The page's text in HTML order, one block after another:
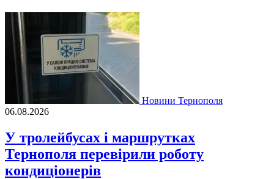
Новини Тернополя
06.08.2026
У тролейбусах і маршрутках
Тернополя перевірили роботу
кондиціонерів